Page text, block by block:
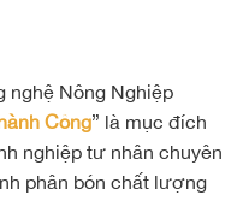
nghệ Nông Nghiệp
Công” là mục đích
nghiệp tư nhân chuyên
phân bón chất lượng